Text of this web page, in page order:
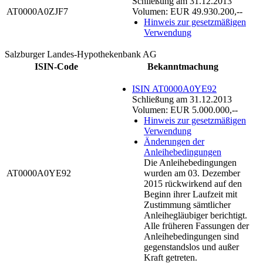
AT0000A0ZJF7
Volumen: EUR 49.930.200,--
Hinweis zur gesetzmäßigen
Verwendung
Salzburger Landes-Hypothekenbank AG
ISIN-Code
Bekanntmachung
AT0000A0YE92
ISIN AT0000A0YE92
Schließung am 31.12.2013
Volumen: EUR 5.000.000,--
Hinweis zur gesetzmäßigen
Verwendung
Änderungen der
Anleihebedingungen
Die Anleihebedingungen
wurden am 03. Dezember
2015 rückwirkend auf den
Beginn ihrer Laufzeit mit
Zustimmung sämtlicher
Anleihegläubiger berichtigt.
Alle früheren Fassungen der
Anleihebedingungen sind
gegenstandslos und außer
Kraft getreten.